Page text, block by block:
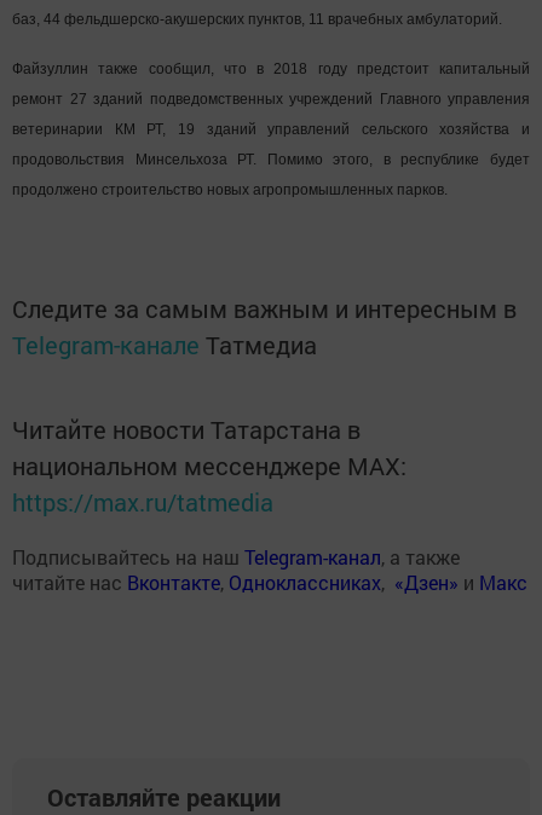
баз, 44 фельдшерско-акушерских пунктов, 11 врачебных амбулаторий.
Файзуллин также сообщил, что в 2018 году предстоит капитальный
ремонт 27 зданий подведомственных учреждений Главного управления
ветеринарии КМ РТ, 19 зданий управлений сельского хозяйства и
продовольствия Минсельхоза РТ. Помимо этого, в республике будет
продолжено строительство новых агропромышленных парков.
Следите за самым важным и интересным в
Telegram-канале Татмедиа
Читайте новости Татарстана в
национальном мессенджере MАХ:
https://max.ru/tatmedia
Подписывайтесь на наш Telegram-канал, а также
читайте нас Вконтакте, Одноклассниках, «Дзен» и Макс
Оставляйте реакции